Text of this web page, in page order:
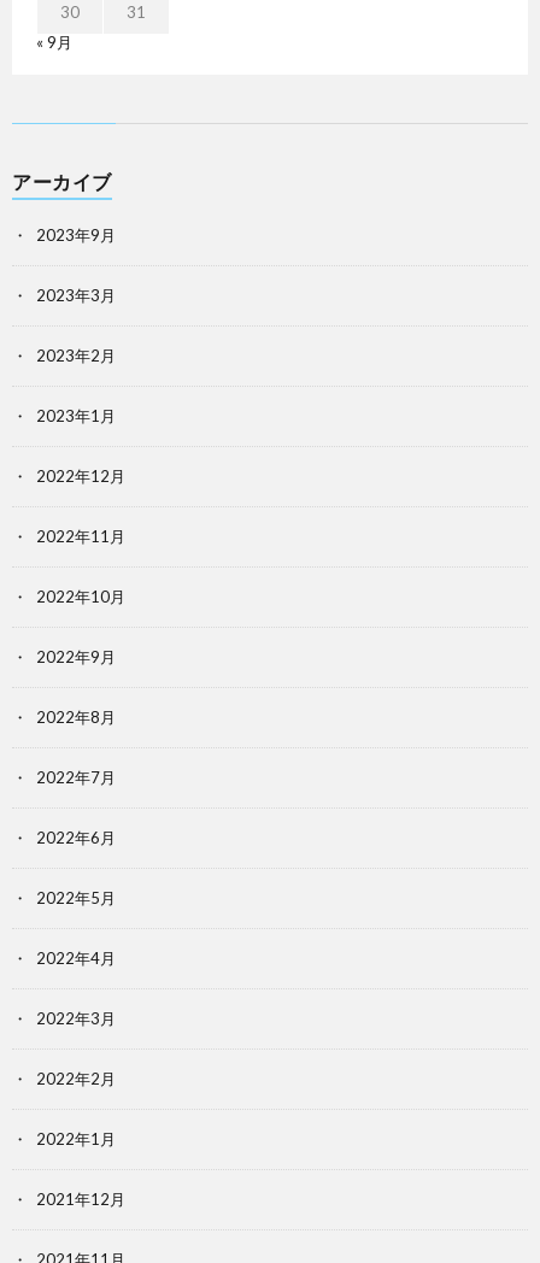
30
31
« 9月
アーカイブ
2023年9月
2023年3月
2023年2月
2023年1月
2022年12月
2022年11月
2022年10月
2022年9月
2022年8月
2022年7月
2022年6月
2022年5月
2022年4月
2022年3月
2022年2月
2022年1月
2021年12月
2021年11月